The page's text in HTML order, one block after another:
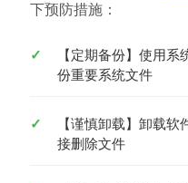
下预防措施：
【定期备份】使用
份重要系统文件
【谨慎卸载】卸载
接删除文件